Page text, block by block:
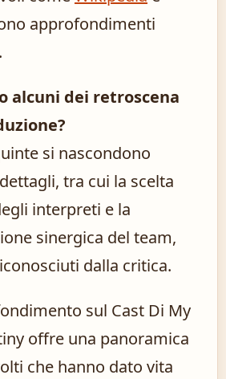
approfondimenti
alcuni dei retroscena
si nascondono
tra cui la scelta
interpreti e la
sinergica del team,
dalla critica.
sul Cast Di My
offre una panoramica
che hanno dato vita